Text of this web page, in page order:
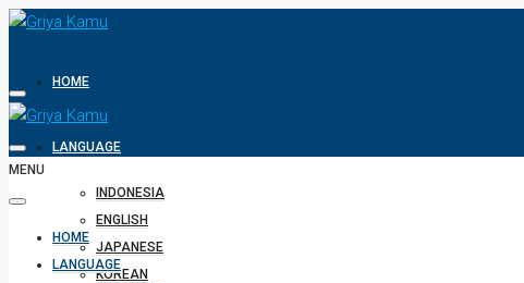
HOME
LANGUAGE
INDONESIA
ENGLISH
JAPANESE
KOREAN
MENU
HOME
LANGUAGE